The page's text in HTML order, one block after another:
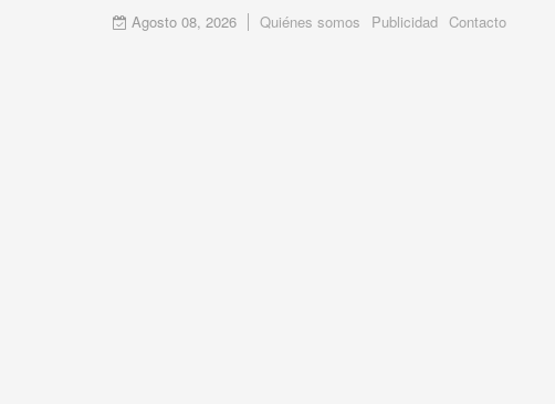
Agosto 08, 2026 Quiénes somos Publicidad Contacto